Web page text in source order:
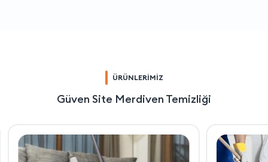
ÜRÜNLERİMİZ
Güven Site Merdiven Temizliği